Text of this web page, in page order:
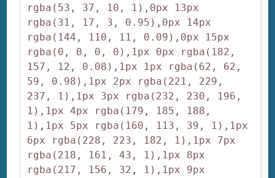
rgba(53, 37, 10, 1),0px 13px
rgba(31, 17, 3, 0.95),0px 14px
rgba(144, 110, 11, 0.09),0px 15px
rgba(0, 0, 0, 0),1px 0px rgba(182,
157, 12, 0.08),1px 1px rgba(62, 62,
59, 0.98),1px 2px rgba(221, 229,
237, 1),1px 3px rgba(232, 230, 196,
1),1px 4px rgba(179, 185, 188,
1),1px 5px rgba(160, 113, 39, 1),1px
6px rgba(228, 223, 182, 1),1px 7px
rgba(218, 161, 43, 1),1px 8px
rgba(217, 156, 32, 1),1px 9px